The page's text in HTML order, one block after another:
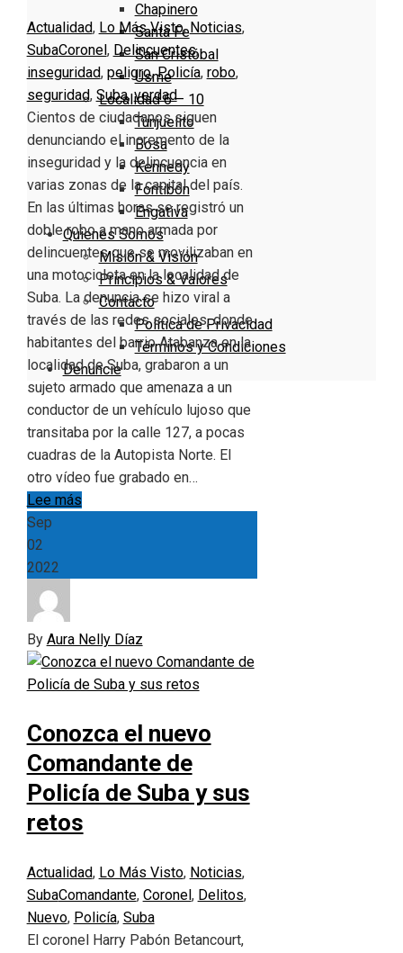
Chapinero
Santa Fe
San Cristóbal
Usme
Localidad 6 – 10
Tunjuelito
Bosa
Kennedy
Fontibón
Engativa
Quienes Somos
Misión & Visión
Principios & Valores
Contacto
Política de Privacidad
Términos y Condiciones
Denuncie
Actualidad, Lo Más Visto, Noticias,
SubaCoronel , Delincuentes,
inseguridad, peligro,Policía, robo,
seguridad, Suba,verdad
Cientos de ciudadanos siguen
denunciando el incremento de la
inseguridad y la delincuencia en
varias zonas de la capital del país.
En las últimas horas se registró un
doble robo a mano armada por
delincuentes que se movilizaban en
una motocicleta en la localidad de
Suba. La denuncia se hizo viral a
través de las redes sociales, donde
habitantes del barrio Atabanza en la
localidad de Suba, grabaron a un
sujeto armado que amenaza a un
conductor de un vehículo lujoso que
transitaba por la calle 127, a pocas
cuadras de la Autopista Norte. El
otro vídeo fue grabado en…
Lee más
Sep
02
2022
By Aura Nelly Díaz
Conozca el nuevo
Comandante de
Policía de Suba y sus
retos
Actualidad, Lo Más Visto, Noticias,
SubaComandante, Coronel , Delitos,
Nuevo, Policía, Suba
El coronel Harry Pabón Betancourt,